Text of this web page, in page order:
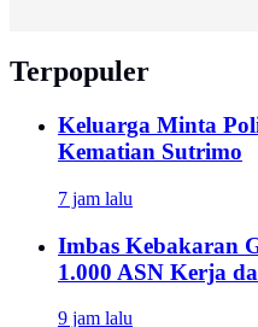
Terpopuler
Keluarga Minta
Kematian Sutrimo
7 jam lalu
Imbas Kebakaran
1.000 ASN Kerja
9 jam lalu